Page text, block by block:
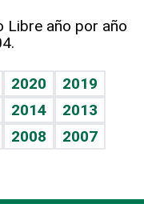
Libre año por año
2020
2019
2014
2013
2008
2007